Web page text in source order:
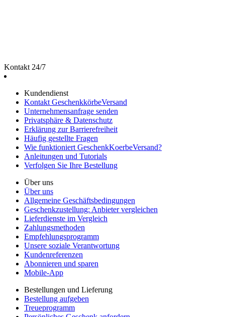
Kontakt 24/7
Kundendienst
Kontakt GeschenkkörbeVersand
Unternehmensanfrage senden
Privatsphäre & Datenschutz
Erklärung zur Barrierefreiheit
Häufig gestellte Fragen
Wie funktioniert GeschenkKoerbeVersand?
Anleitungen und Tutorials
Verfolgen Sie Ihre Bestellung
Über uns
Über uns
Allgemeine Geschäftsbedingungen
Geschenkzustellung: Anbieter vergleichen
Lieferdienste im Vergleich
Zahlungsmethoden
Empfehlungsprogramm
Unsere soziale Verantwortung
Kundenreferenzen
Abonnieren und sparen
Mobile-App
Bestellungen und Lieferung
Bestellung aufgeben
Treueprogramm